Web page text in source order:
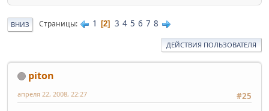
ВНИЗ Страницы 1 2 3 4 5 6 7 8
ДЕЙСТВИЯ ПОЛЬЗОВАТЕЛЯ
piton
#25
апреля 22, 2008, 22:27